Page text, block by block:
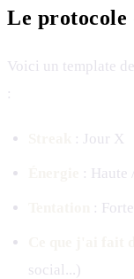
Le protocole
Voici un template
:
: Jour X
: Haute
:
social...)